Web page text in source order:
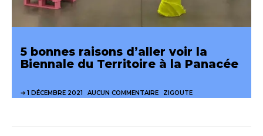
5 bonnes raisons d’aller voir la
Biennale du Territoire à la Panacée
1 DÉCEMBRE 2021 AUCUN COMMENTAIRE ZIGOUTE